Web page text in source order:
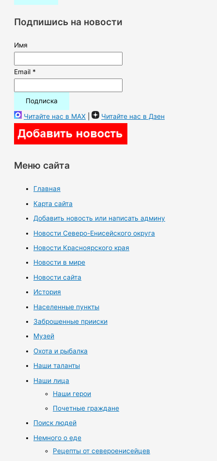
:Подпишись на новости
Имя
Email *
Читайте нас в MAX | Читайте нас в Дзен
Меню сайта
Главная
Карта сайта
Добавить новость или написать админу
Новости Северо-Енисейского округа
Новости Красноярского края
Новости в мире
Новости сайта
История
Населенные пункты
Заброшенные прииски
Музей
Охота и рыбалка
Наши таланты
Наши лица
Наши герои
Почетные граждане
Поиск людей
Немного о еде
Рецепты от североенисейцев